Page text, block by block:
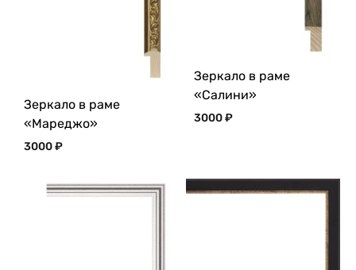
Зеркало в раме
«Мареджо»
3000₽
Зеркало в раме
«Салини»
3000₽